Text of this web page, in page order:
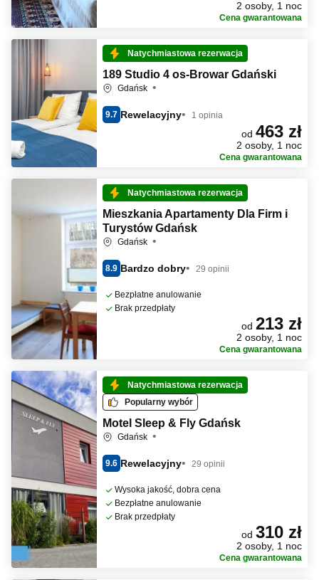
2 osoby, 1 noc
Cena gwarantowana
Natychmiastowa rezerwacja
189 Studio 4 os-Browar Gdański
Gdańsk
9.7 Rewelacyjny 1 opinia
od 463 zł
2 osoby, 1 noc
Cena gwarantowana
Natychmiastowa rezerwacja
Mieszkania Apartamenty Dla Firm i
Turystów Gdańsk
Gdańsk
8.9 Bardzo dobry 29 opinii
Bezpłatne anulowanie
Brak przedpłaty
od 213 zł
2 osoby, 1 noc
Cena gwarantowana
Natychmiastowa rezerwacja
Popularny wybór
Motel Sleep & Fly Gdańsk
Gdańsk
9.6 Rewelacyjny 29 opinii
Wysoka jakość, dobra cena
Bezpłatne anulowanie
Brak przedpłaty
od 310 zł
2 osoby, 1 noc
Cena gwarantowana